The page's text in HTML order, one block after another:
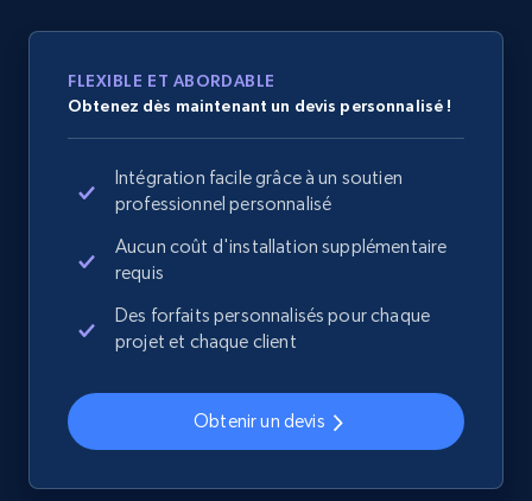
Home Depot US - Discover products by
specified UPC
URL, Domain, Country code, Model number,
Sku, Product id, Product name, Manufacturer,
355+ Commencer
FLEXIBLE ET ABORDABLE
Obtenez dès maintenant un devis personnalisé !
Intégration facile grâce à un soutien
professionnel personnalisé
Aucun coût d'installation supplémentaire
requis
Des forfaits personnalisés pour chaque
projet et chaque client
Obtenir un devis